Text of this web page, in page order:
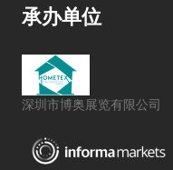
承办单位
深圳市博奥展览有限公司